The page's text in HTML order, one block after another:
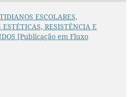
ESCOLARES,
ESTÉTICAS, RESISTÊNCIA E
[Publicação em Fluxo